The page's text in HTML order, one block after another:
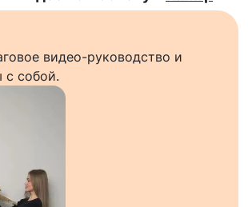
видео-руководство и
с собой.